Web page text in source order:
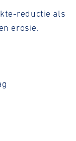
reductie als
erosie.